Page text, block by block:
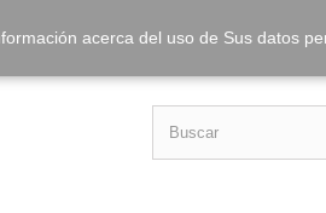
acerca del uso de Sus datos